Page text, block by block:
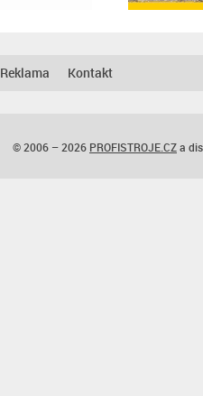
Reklama Kontakt
© 2006 – 2026 PROFISTROJE.CZa